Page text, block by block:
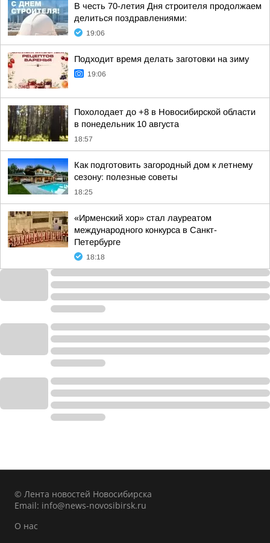
В честь 70-летия Дня строителя продолжаем
делиться поздравлениями:
19:06
Подходит время делать заготовки на зиму
19:06
Похолодает до +8 в Новосибирской области
в понедельник 10 августа
18:57
Как подготовить загородный дом к летнему
сезону: полезные советы
18:25
«Ирменский хор» стал лауреатом
международного конкурса в Санкт-
Петербурге
18:18
© Лента новостей Новосибирска
Email: info@news-novosibirsk.ru
О нас